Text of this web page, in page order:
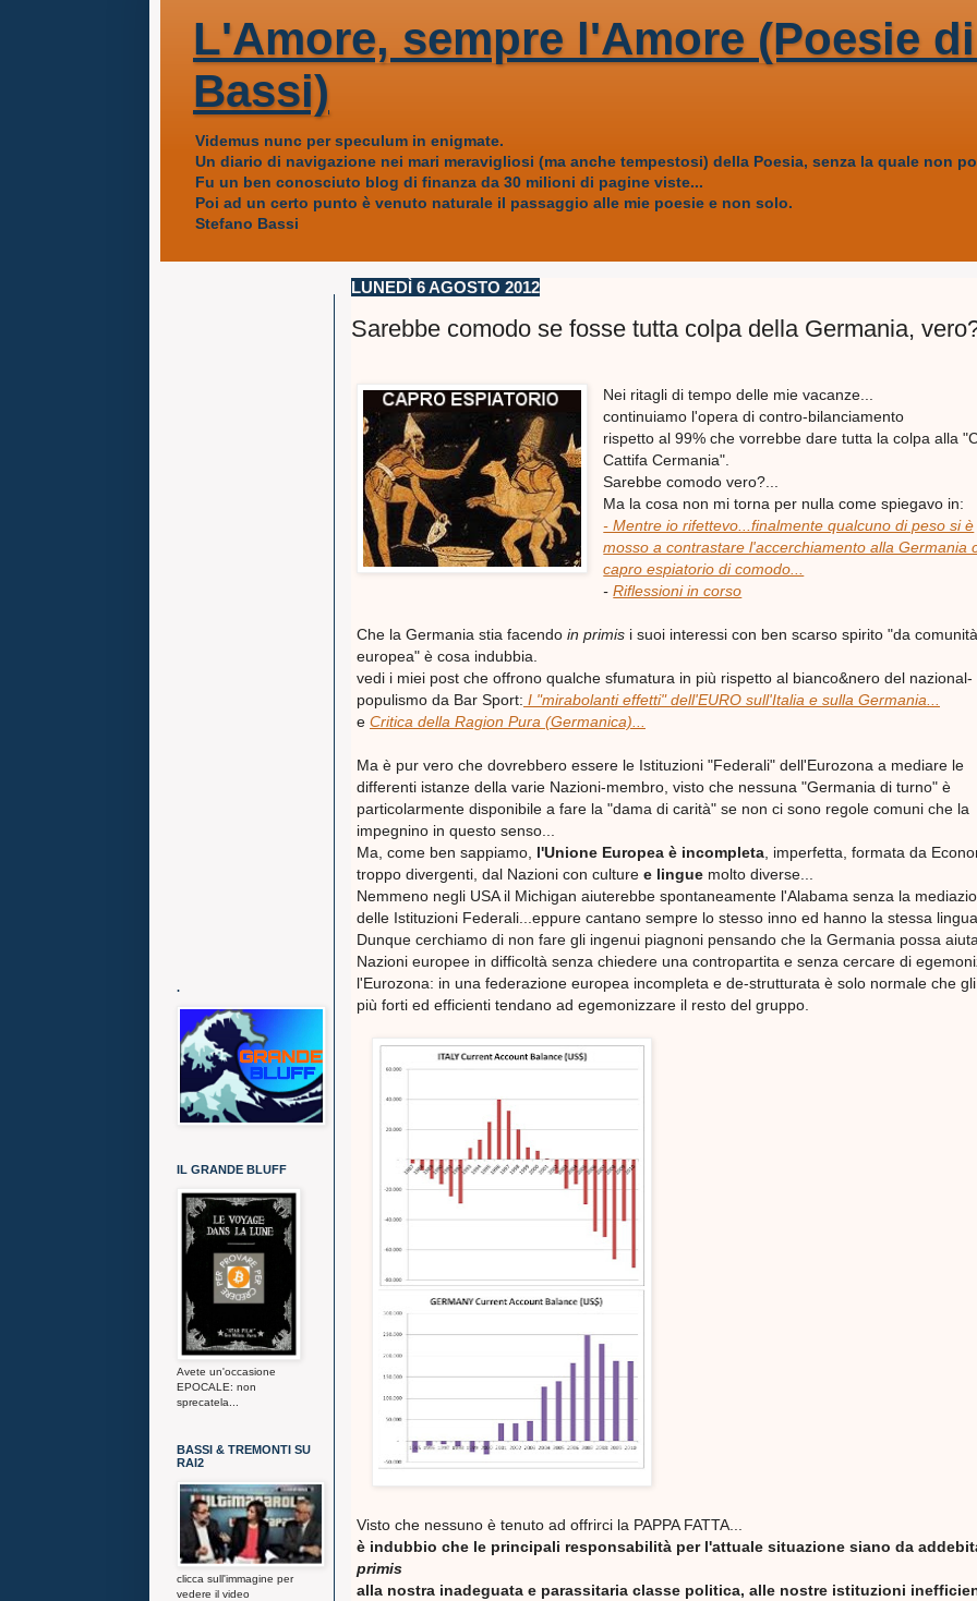
L'Amore, sempre l'Amore (Poesie
Bassi)
Videmus nunc per speculum in enigmate.
Un diario di navigazione nei mari meravigliosi (ma anche tempestosi) della Poesia, senza la quale non
Fu un ben conosciuto blog di finanza da 30 milioni di pagine viste...
Poi ad un certo punto è venuto naturale il passaggio alle mie poesie e non solo.
Stefano Bassi
LUNEDÌ 6 AGOSTO 2012
Sarebbe comodo se fosse tutta colpa della Germania,
Nei ritagli di tempo delle mie vacanze...
continuiamo l'opera di contro-bilanciamento
rispetto al 99% che vorrebbe dare tutta la colpa alla
Cattifa Cermania".
Sarebbe comodo vero?...
Ma la cosa non mi torna per nulla come spiegavo in:
- Mentre io rifettevo...finalmente qualcuno di peso si è
mosso a contrastare l'accerchiamento alla Germania
capro espiatorio di comodo...
-Riflessioni in corso
Che la Germania stia facendo in primis i suoi interessi con ben scarso spirito "da comunità
europea" è cosa indubbia.
vedi i miei post che offrono qualche sfumatura in più rispetto al bianco&nero del nazional-
populismo da Bar Sport: I "mirabolanti effetti" dell'EURO sull'Italia e sulla Germania...
e Critica della Ragion Pura (Germanica)...
Ma è pur vero che dovrebbero essere le Istituzioni "Federali" dell'Eurozona a mediare le
differenti istanze della varie Nazioni-membro, visto che nessuna "Germania di turno" è
particolarmente disponibile a fare la "dama di carità" se non ci sono regole comuni che la
impegnino in questo senso...
Ma, come ben sappiamo, l'Unione Europea è incompleta , imperfetta, formata da
troppo divergenti, dal Nazioni con culture e lingue molto diverse...
Nemmeno negli USA il Michigan aiuterebbe spontaneamente l'Alabama senza la
delle Istituzioni Federali...eppure cantano sempre lo stesso inno ed hanno la stessa
Dunque cerchiamo di non fare gli ingenui piagnoni pensando che la Germania possa
Nazioni europee in difficoltà senza chiedere una contropartita e senza cercare di
l'Eurozona: in una federazione europea incompleta e de-strutturata è solo normale che
più forti ed efficienti tendano ad egemonizzare il resto del gruppo.
Visto che nessuno è tenuto ad offrirci la PAPPA FATTA...
è indubbio che le principali responsabilità per l'attuale situazione siano da
primis
alla nostra inadeguata e parassitaria classe politica, alle nostre istituzioni
.
IL GRANDE BLUFF
Avete un'occasione
EPOCALE: non
sprecatela...
BASSI & TREMONTI SU
RAI2
clicca sull'immagine per
vedere il video